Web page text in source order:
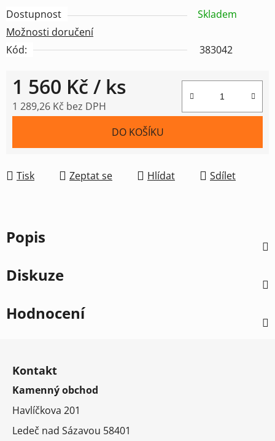
Dostupnost
Skladem
Možnosti doručení
Kód:
383042
1 560 Kč / ks
1 289,26 Kč bez DPH
DO KOŠÍKU
Tisk Zeptat se Hlídat Sdílet
Popis
Diskuze
Hodnocení
Kontakt
Kamenný obchod
Havlíčkova 201
Ledeč nad Sázavou 58401